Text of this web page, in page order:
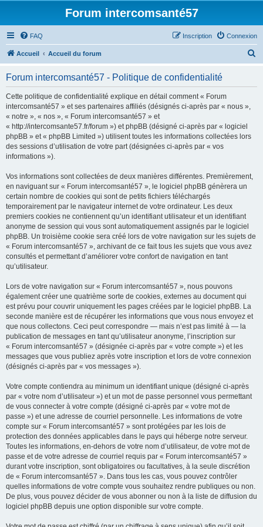
Forum intercomsanté57
FAQ Connexion
Inscription
Accueil Accueil du forum
Forum intercomsanté57 - Politique de confidentialité
Cette politique de confidentialité explique en détail comment « Forum
intercomsanté57 » et ses partenaires affiliés (désignés ci-après par « nous »,
« notre », « nos », « Forum intercomsanté57 » et
« http://intercomsante57.fr/forum ») et phpBB (désigné ci-après par « logiciel
phpBB » et « phpBB Limited ») utilisent toutes les informations collectées lors
des sessions d’utilisation de votre part (désignées ci-après par « vos
informations »).
Vos informations sont collectées de deux manières différentes. Premièrement,
en naviguant sur « Forum intercomsanté57 », le logiciel phpBB génèrera un
certain nombre de cookies qui sont de petits fichiers téléchargés
temporairement par le navigateur internet de votre ordinateur. Les deux
premiers cookies ne contiennent qu’un identifiant utilisateur et un identifiant
anonyme de session qui vous sont automatiquement assignés par le logiciel
phpBB. Un troisième cookie sera créé lors de votre navigation sur les sujets de
« Forum intercomsanté57 », archivant de ce fait tous les sujets que vous avez
consultés et permettant d’améliorer votre confort de navigation en tant
qu’utilisateur.
Lors de votre navigation sur « Forum intercomsanté57 », nous pouvons
également créer une quatrième sorte de cookies, externes au document qui
est prévu pour couvrir uniquement les pages créées par le logiciel phpBB. La
seconde manière est de récupérer les informations que vous nous envoyez et
que nous collectons. Ceci peut correspondre — mais n’est pas limité à — la
publication de messages en tant qu’utilisateur anonyme, l’inscription sur
« Forum intercomsanté57 » (désignée ci-après par « votre compte ») et les
messages que vous publiez après votre inscription et lors de votre connexion
(désignés ci-après par « vos messages »).
Votre compte contiendra au minimum un identifiant unique (désigné ci-après
par « votre nom d’utilisateur ») et un mot de passe personnel vous permettant
de vous connecter à votre compte (désigné ci-après par « votre mot de
passe ») et une adresse de courriel personnelle. Les informations de votre
compte sur « Forum intercomsanté57 » sont protégées par les lois de
protection des données applicables dans le pays qui héberge notre serveur.
Toutes les informations, en-dehors de votre nom d’utilisateur, de votre mot de
passe et de votre adresse de courriel requis par « Forum intercomsanté57 »
durant votre inscription, sont obligatoires ou facultatives, à la seule discrétion
de « Forum intercomsanté57 ». Dans tous les cas, vous pouvez contrôler
quelles informations de votre compte vous souhaitez rendre publiques ou non.
De plus, vous pouvez décider de vous abonner ou non à la liste de diffusion du
logiciel phpBB depuis une option disponible sur votre compte.